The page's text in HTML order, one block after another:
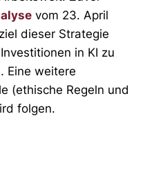
vom 23. April
dieser Strategie
in KI zu
Eine weitere
(ethische Regeln und
folgen.